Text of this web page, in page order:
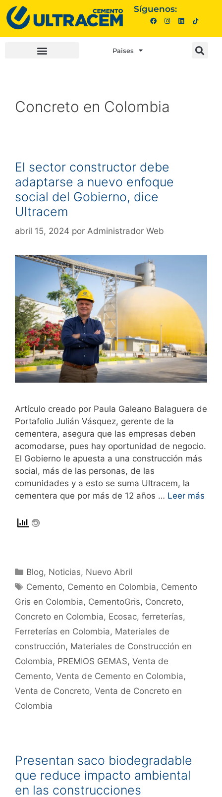
Síguenos:
Paises
Concreto en Colombia
El sector constructor debe
adaptarse a nuevo enfoque
social del Gobierno, dice
Ultracem
abril 15, 2024 por Administrador Web
Artículo creado por Paula Galeano Balaguera de
Portafolio Julián Vásquez, gerente de la
cementera, asegura que las empresas deben
acomodarse, pues hay oportunidad de negocio.
El Gobierno le apuesta a una construcción más
social, más de las personas, de las
comunidades y a esto se suma Ultracem, la
cementera que por más de 12 años … Leer más
Blog, Noticias, Nuevo Abril
Cemento, Cemento en Colombia, Cemento
Gris en Colombia, CementoGris, Concreto,
Concreto en Colombia, Ecosac, ferreterías,
Ferreterías en Colombia, Materiales de
construcción, Materiales de Construcción en
Colombia, PREMIOS GEMAS, Venta de
Cemento, Venta de Cemento en Colombia,
Venta de Concreto, Venta de Concreto en
Colombia
Presentan saco biodegradable
que reduce impacto ambiental
en las construcciones